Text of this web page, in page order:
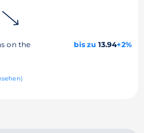
on the
bis zu 13.94+2%